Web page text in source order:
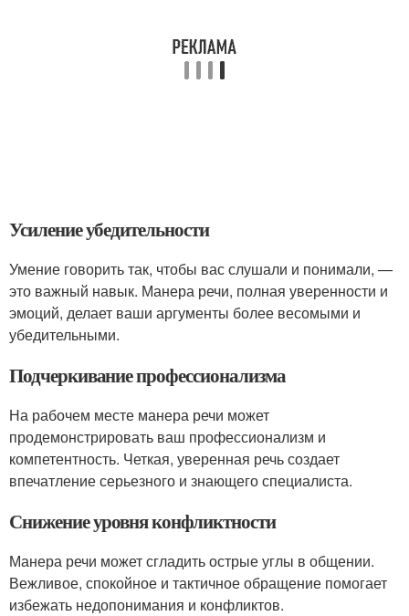
Усиление убедительности
Умение говорить так, чтобы вас слушали и понимали, —
это важный навык. Манера речи, полная уверенности и
эмоций, делает ваши аргументы более весомыми и
убедительными.
Подчеркивание профессионализма
На рабочем месте манера речи может
продемонстрировать ваш профессионализм и
компетентность. Четкая, уверенная речь создает
впечатление серьезного и знающего специалиста.
Снижение уровня конфликтности
Манера речи может сгладить острые углы в общении.
Вежливое, спокойное и тактичное обращение помогает
избежать недопонимания и конфликтов.